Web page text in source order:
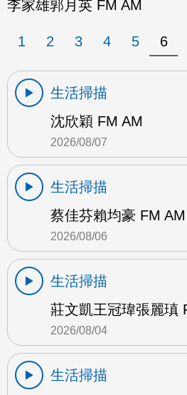
李家雄郭月英 FM AM
1 2 3 4 5 6
生活掃描
沈欣穎 FM AM
2026/08/07
生活掃描
蔡佳芬賴均豪 FM AM
2026/08/06
生活掃描
莊文凱王冠瑋張麗瑱
2026/08/04
生活掃描